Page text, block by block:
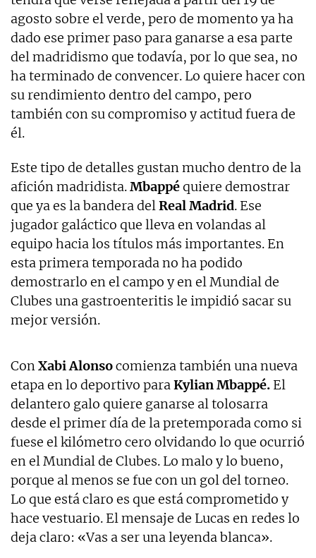
agosto sobre el verde, pero de momento ya ha
dado ese primer paso para ganarse a esa parte
del madridismo que todavía, por lo que sea, no
ha terminado de convencer. Lo quiere hacer con
su rendimiento dentro del campo, pero
también con su compromiso y actitud fuera de
él.
Este tipo de detalles gustan mucho dentro de la
afición madridista.Mbappéquiere demostrar
que ya es la bandera delReal Madrid. Ese
jugador galáctico que lleva en volandas al
equipo hacia los títulos más importantes. En
esta primera temporada no ha podido
demostrarlo en el campo y en el Mundial de
Clubes una gastroenteritis le impidió sacar su
mejor versión.
ConXabi Alonsocomienza también una nueva
etapa en lo deportivo paraKylian Mbappé. El
delantero galo quiere ganarse al tolosarra
desde el primer día de la pretemporada como si
fuese el kilómetro cero olvidando lo que ocurrió
en el Mundial de Clubes. Lo malo y lo bueno,
porque al menos se fue con un gol del torneo.
Lo que está claro es que está comprometido y
hace vestuario. El mensaje de Lucas en redes lo
deja claro: «Vas a ser una leyenda blanca».